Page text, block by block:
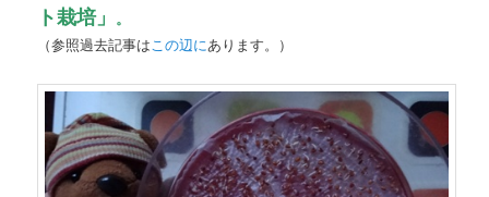
ト栽培」 。
（参照過去記事は この辺にあります。）